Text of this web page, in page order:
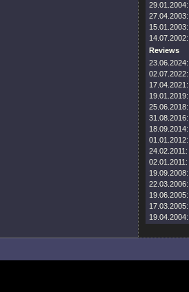
29.01.2004:
27.04.2003:
15.01.2003:
14.07.2002:
Reviews
23.06.2024:
02.07.2022:
17.04.2021:
19.01.2019:
25.06.2018:
31.08.2016:
18.09.2014:
01.01.2012:
24.02.2011:
02.01.2011:
19.09.2008:
22.03.2006:
19.06.2005:
17.03.2005:
19.04.2004: